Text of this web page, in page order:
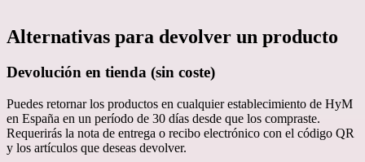
Alternativas para devolver un producto
Devolución en tienda (sin coste)
Puedes retornar los productos en cualquier establecimiento de HyM
en España en un período de 30 días desde que los compraste.
Requerirás la nota de entrega o recibo electrónico con el código QR
y los artículos que deseas devolver.